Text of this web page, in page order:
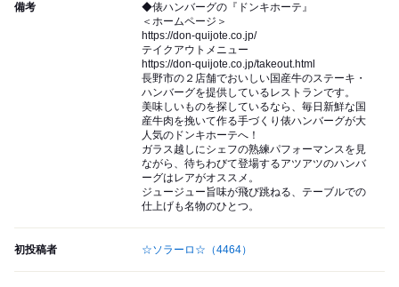
備考
◆俵ハンバーグの『ドンキホーテ』
＜ホームページ＞
https://don-quijote.co.jp/
テイクアウトメニュー
https://don-quijote.co.jp/takeout.html
長野市の２店舗でおいしい国産牛のステーキ・
ハンバーグを提供しているレストランです。
美味しいものを探しているなら、毎日新鮮な国
産牛肉を挽いて作る手づくり俵ハンバーグが大
人気のドンキホーテへ！
ガラス越しにシェフの熟練パフォーマンスを見
ながら、待ちわびて登場するアツアツのハンバ
ーグはレアがオススメ。
ジュージュー旨味が飛び跳ねる、テーブルでの
仕上げも名物のひとつ。
初投稿者 ☆ソラーロ☆ （4464）